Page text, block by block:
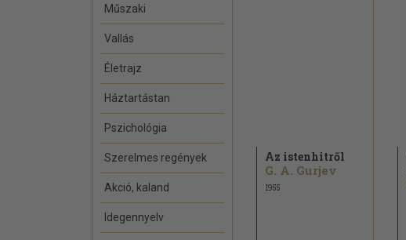
Műszaki
Vallás
Életrajz
Háztartástan
Pszichológia
Szerelmes regények
Akció, kaland
Idegennyelv
Az istenhitről
G. A. Gurjev
1955